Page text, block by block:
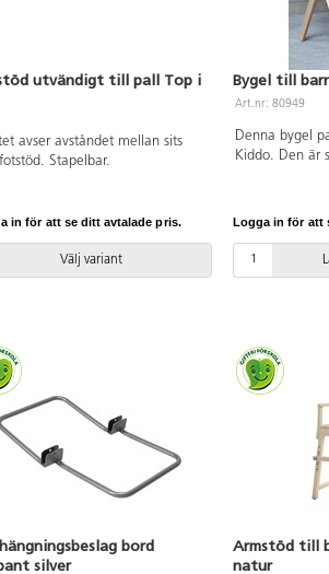
utvändigt till pall Top i
avser avståndet mellan sits
Stapelbar.
in för att se ditt avtalade pris.
Välj variant
Bygel till
Art.nr: 80949
Denna bygel
Kiddo. Den är
även en sele.
användas till
rengörs enkelt
Logga in för att
bord
silver
Armstöd till
natur